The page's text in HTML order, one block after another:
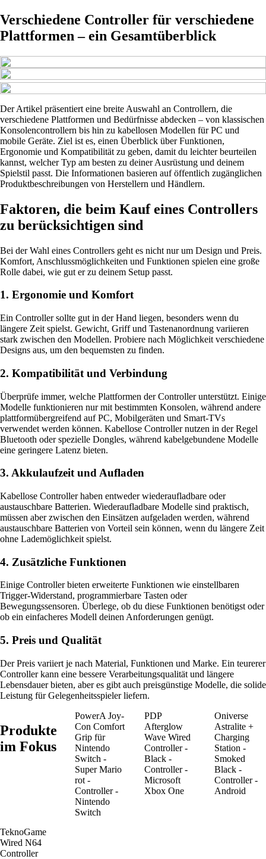
Verschiedene Controller für verschiedene
Plattformen – ein Gesamtüberblick
Der Artikel präsentiert eine breite Auswahl an Controllern, die
verschiedene Plattformen und Bedürfnisse abdecken – von klassischen
Konsolencontrollern bis hin zu kabellosen Modellen für PC und
mobile Geräte. Ziel ist es, einen Überblick über Funktionen,
Ergonomie und Kompatibilität zu geben, damit du leichter beurteilen
kannst, welcher Typ am besten zu deiner Ausrüstung und deinem
Spielstil passt. Die Informationen basieren auf öffentlich zugänglichen
Produktbeschreibungen von Herstellern und Händlern.
Faktoren, die beim Kauf eines Controllers
zu berücksichtigen sind
Bei der Wahl eines Controllers geht es nicht nur um Design und Preis.
Komfort, Anschlussmöglichkeiten und Funktionen spielen eine große
Rolle dabei, wie gut er zu deinem Setup passt.
1. Ergonomie und Komfort
Ein Controller sollte gut in der Hand liegen, besonders wenn du
längere Zeit spielst. Gewicht, Griff und Tastenanordnung variieren
stark zwischen den Modellen. Probiere nach Möglichkeit verschiedene
Designs aus, um den bequemsten zu finden.
2. Kompatibilität und Verbindung
Überprüfe immer, welche Plattformen der Controller unterstützt. Einige
Modelle funktionieren nur mit bestimmten Konsolen, während andere
plattformübergreifend auf PC, Mobilgeräten und Smart-TVs
verwendet werden können. Kabellose Controller nutzen in der Regel
Bluetooth oder spezielle Dongles, während kabelgebundene Modelle
eine geringere Latenz bieten.
3. Akkulaufzeit und Aufladen
Kabellose Controller haben entweder wiederaufladbare oder
austauschbare Batterien. Wiederaufladbare Modelle sind praktisch,
müssen aber zwischen den Einsätzen aufgeladen werden, während
austauschbare Batterien von Vorteil sein können, wenn du längere Zeit
ohne Lademöglichkeit spielst.
4. Zusätzliche Funktionen
Einige Controller bieten erweiterte Funktionen wie einstellbaren
Trigger-Widerstand, programmierbare Tasten oder
Bewegungssensoren. Überlege, ob du diese Funktionen benötigst oder
ob ein einfacheres Modell deinen Anforderungen genügt.
5. Preis und Qualität
Der Preis variiert je nach Material, Funktionen und Marke. Ein teurerer
Controller kann eine bessere Verarbeitungsqualität und längere
Lebensdauer bieten, aber es gibt auch preisgünstige Modelle, die solide
Leistung für Gelegenheitsspieler liefern.
Produkte
im Fokus
PowerA Joy-
Con Comfort
Grip für
Nintendo
Switch -
Super Mario
rot -
Controller -
Nintendo
Switch
PDP
Afterglow
Wave Wired
Controller -
Black -
Controller -
Microsoft
Xbox One
Oniverse
Astralite +
Charging
Station -
Smoked
Black -
Controller -
Android
TeknoGame
Wired N64
Controller